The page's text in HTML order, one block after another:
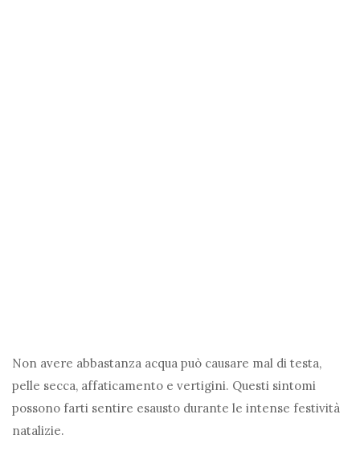
Non avere abbastanza acqua può causare mal di testa,
pelle secca, affaticamento e vertigini. Questi sintomi
possono farti sentire esausto durante le intense festività
natalizie.